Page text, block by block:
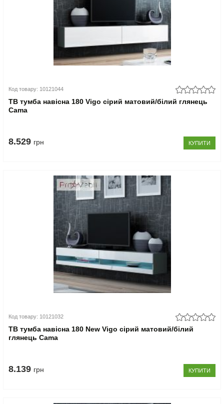
Код товару: 10121044
ТВ тумба навісна 180 Vigo сірий матовий/білий глянець
Cama
8.529 грн КУПИТИ
Код товару: 10121032
ТВ тумба навісна 180 New Vigo сірий матовий/білий
глянець Cama
8.139 грн КУПИТИ